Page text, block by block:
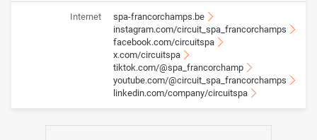
Internet
spa-francorchamps.be
instagram.com/circuit_spa_francorchamps
facebook.com/circuitspa
x.com/circuitspa
tiktok.com/@spa_francorchamp
youtube.com/@circuit_spa_francorchamps
linkedin.com/company/circuitspa